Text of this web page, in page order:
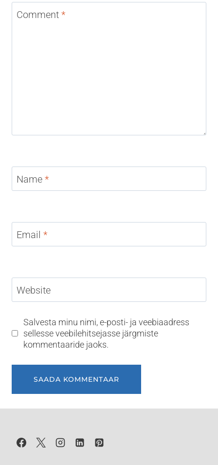
Comment *
Name *
Email *
Website
Salvesta minu nimi, e-posti- ja veebiaadress
sellesse veebilehitsejasse järgmiste
kommentaaride jaoks.